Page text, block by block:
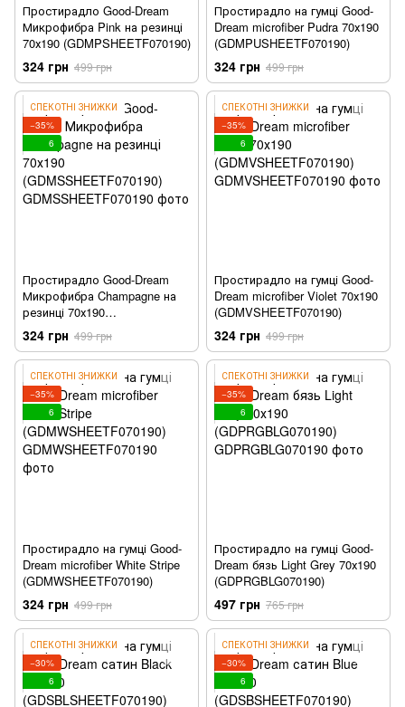
Простирадло Good-Dream
Микрофибра Pink на резинці
70х190 (GDMPSHEETF070190)
324 грн 499 грн
Простирадло на гумці Good-
Dream microfiber Pudra 70х190
(GDMPUSHEETF070190)
324 грн 499 грн
СПЕКОТНІ ЗНИЖКИ
−35%
6
Простирадло Good-Dream
Микрофибра Champagne на
резинці 70х190
(GDMSSHEETF070190)
324 грн 499 грн
СПЕКОТНІ ЗНИЖКИ
−35%
6
Простирадло на гумці Good-
Dream microfiber Violet 70х190
(GDMVSHEETF070190)
324 грн 499 грн
СПЕКОТНІ ЗНИЖКИ
−35%
6
Простирадло на гумці Good-
Dream microfiber White Stripe
(GDMWSHEETF070190)
324 грн 499 грн
СПЕКОТНІ ЗНИЖКИ
−35%
6
Простирадло на гумці Good-
Dream бязь Light Grey 70х190
(GDPRGBLG070190)
497 грн 765 грн
СПЕКОТНІ ЗНИЖКИ
−30%
6
СПЕКОТНІ ЗНИЖКИ
−30%
6